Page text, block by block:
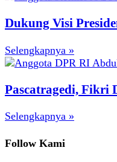
Dukung Visi
Selengkapnya »
Pascatragedi, Fikri
Selengkapnya »
Follow Kami